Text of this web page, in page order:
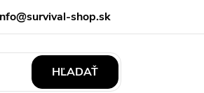
shop.sk
Slovník pojmov Obchodné podmienky
HĽADAŤ